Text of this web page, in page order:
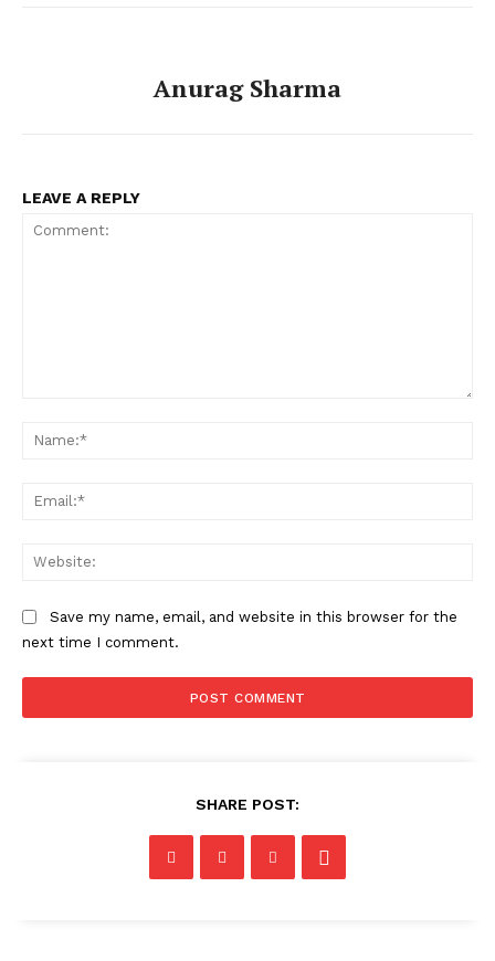
Anurag Sharma
LEAVE A REPLY
Save my name, email, and website in this browser for the
next time I comment.
SHARE POST: